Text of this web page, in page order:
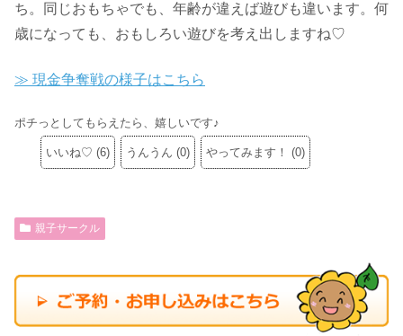
ち。同じおもちゃでも、年齢が違えば遊びも違います。何
歳になっても、おもしろい遊びを考え出しますね♡
≫ 現金争奪戦の様子はこちら
ポチっとしてもらえたら、嬉しいです♪
いいね♡ (6) うんうん (0) やってみます！ (0)
親子サークル